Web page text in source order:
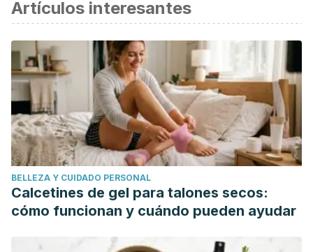
Artículos interesantes
BELLEZA Y CUIDADO PERSONAL
Calcetines de gel para talones secos:
cómo funcionan y cuándo pueden ayudar